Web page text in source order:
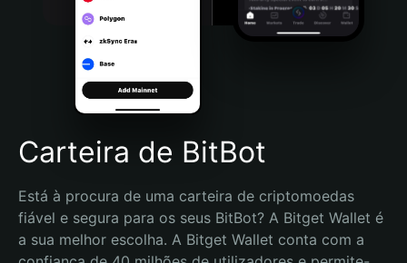
Português (Brasil)
Español (Argentina)
Carteira de BitBot
Está à procura de uma carteira de criptomoedas
fiável e segura para os seus BitBot? A Bitget Wallet é
a sua melhor escolha. A Bitget Wallet conta com a